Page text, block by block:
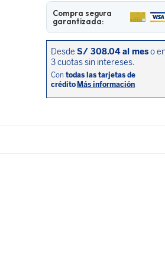
Compra segura
garantizada: